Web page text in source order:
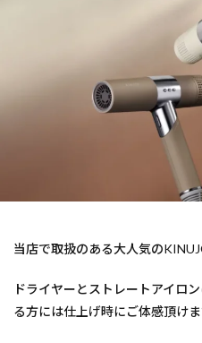
当店で取扱のある大人気の
ドライヤーとストレートアイロ
る方には仕上げ時にご体感頂けま
髪質改
髪
韓国風が得意な
赤ちゃん筆
烏丸御池女
英語可能美容室
美容室英
白髪染め
白髪
エイジングケア
ウィー
アディクシーカラー
W